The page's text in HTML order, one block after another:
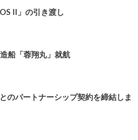
II」の引き渡し
船「蓉翔丸」就航
のパートナーシップ契約を締結しま